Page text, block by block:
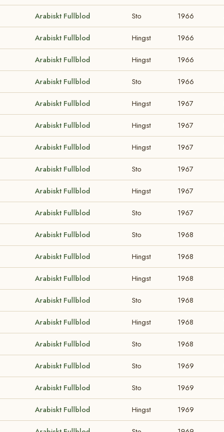
Arabiskt Fullblod Sto 1966
Arabiskt Fullblod Hingst 1966
Arabiskt Fullblod Hingst 1966
Arabiskt Fullblod Sto 1966
Arabiskt Fullblod Hingst 1967
Arabiskt Fullblod Hingst 1967
Arabiskt Fullblod Hingst 1967
Arabiskt Fullblod Sto 1967
Arabiskt Fullblod Hingst 1967
Arabiskt Fullblod Sto 1967
Arabiskt Fullblod Sto 1968
Arabiskt Fullblod Hingst 1968
Arabiskt Fullblod Hingst 1968
Arabiskt Fullblod Sto 1968
Arabiskt Fullblod Hingst 1968
Arabiskt Fullblod Sto 1968
Arabiskt Fullblod Sto 1969
Arabiskt Fullblod Sto 1969
Arabiskt Fullblod Hingst 1969